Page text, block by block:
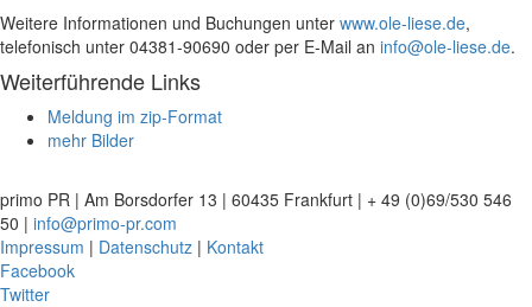
Weitere Informationen und Buchungen unter www.ole-liese.de,
telefonisch unter 04381-90690 oder per E-Mail an info@ole-liese.de.
Weiterführende Links
Meldung im zip-Format
mehr Bilder
primo PR | Am Borsdorfer 13 | 60435 Frankfurt | + 49 (0)69/530 546
50 | info@primo-pr.com
Impressum | Datenschutz | Kontakt
Facebook
Twitter